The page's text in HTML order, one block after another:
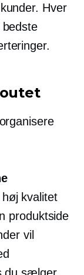
Hver
høj kvalitet
produktside
vil